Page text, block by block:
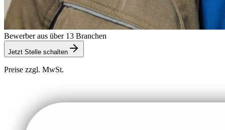
Bewerber aus über 13 Branchen
Jetzt Stelle schalten
Preise zzgl. MwSt.